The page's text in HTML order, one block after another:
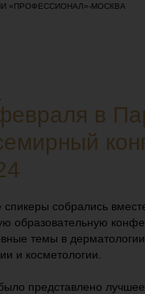
«ПРОФЕССИОНАЛ»-МОСКВА
в
собрались
образовательную
темы в дерматологии,
и косметологии.
представлено лучшее